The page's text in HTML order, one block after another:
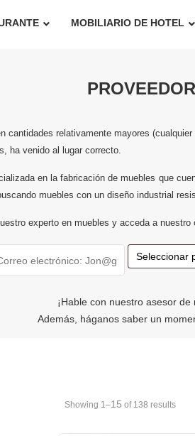
MOBILIARIO DE HOTEL
cantidades relativamente mayores
ha venido al lugar correcto.
en la fabricación de muebles que
muebles con un diseño industrial
experto en muebles y acceda a
¡Hable con nuestro asesor
Además, háganos saber un
Showing 1–15 of 138 results